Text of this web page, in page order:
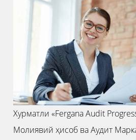
Хурматли «Fergana Audit
Молиявий ҳисоб ва Аудит